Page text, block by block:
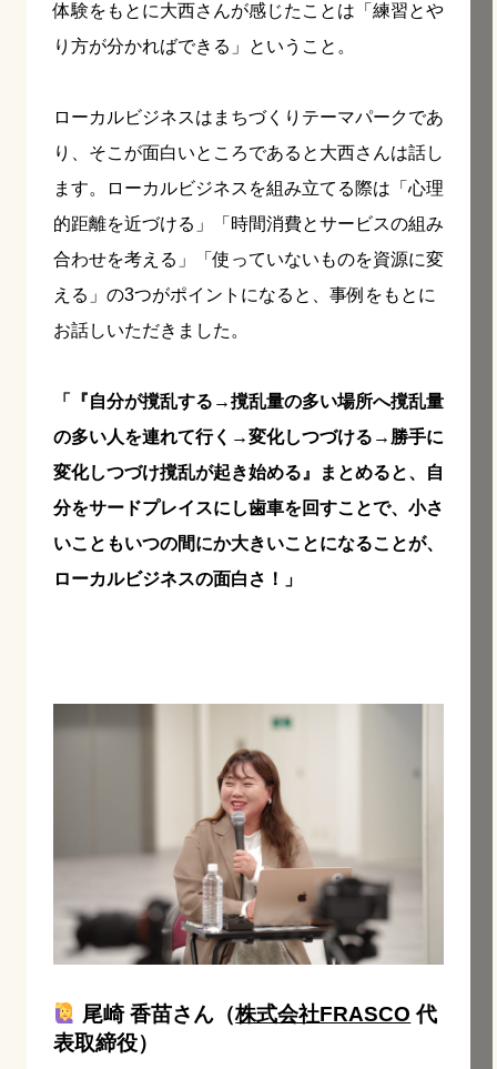
体験をもとに大西さんが感じたことは「練習とや
り方が分かればできる」ということ。
ローカルビジネスはまちづくりテーマパークであ
り、そこが面白いところであると大西さんは話し
ます。ローカルビジネスを組み立てる際は「心理
的距離を近づける」「時間消費とサービスの組み
合わせを考える」「使っていないものを資源に変
える」の3つがポイントになると、事例をもとに
お話しいただきました。
「『自分が撹乱する→撹乱量の多い場所へ撹乱量
の多い人を連れて行く→変化しつづける→勝手に
変化しつづけ撹乱が起き始める』まとめると、自
分をサードプレイスにし歯車を回すことで、小さ
いこともいつの間にか大きいことになることが、
ローカルビジネスの面白さ！」
尾崎 香苗さん（株式会社FRASCO 代
表取締役）